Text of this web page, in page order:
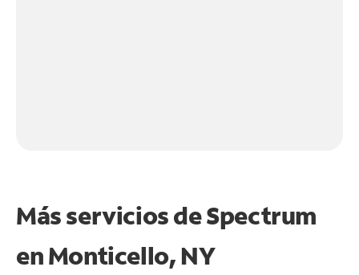
Más servicios de Spectrum
enMonticello, NY